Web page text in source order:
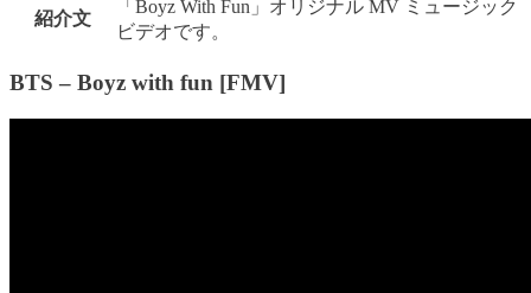
紹介文
「Boyz With Fun」オリジナル MV ミュージック
ビデオです。
BTS – Boyz with fun [FMV]